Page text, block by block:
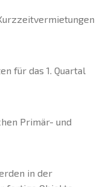
für das 1. Quartal
Primär- und
in der